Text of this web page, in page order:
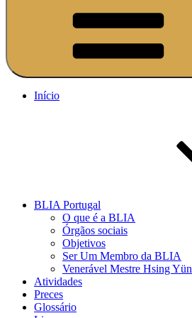
Início
BLIA Portugal
O que é a BLIA
Órgãos sociais
Objetivos
Ser Um Membro da BLIA
Venerável Mestre Hsing Yün
Atividades
Preces
Glossário